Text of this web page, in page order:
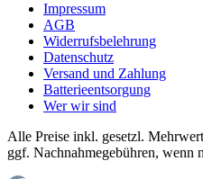
Impressum
AGB
Widerrufsbelehrung
Datenschutz
Versand und Zahlung
Batterieentsorgung
Wer wir sind
Alle Preise inkl. gesetzl.
ggf. Nachnahmegebühren, wenn